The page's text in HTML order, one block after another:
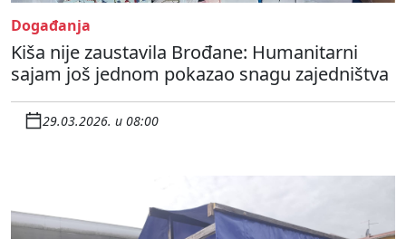
Događanja
Kiša nije zaustavila Brođane: Humanitarni
sajam još jednom pokazao snagu zajedništva
29.03.2026. u 08:00